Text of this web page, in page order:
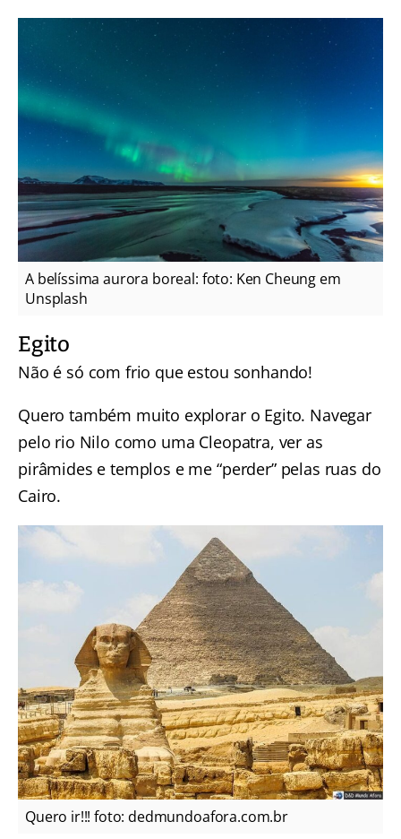
A belíssima aurora boreal: foto: Ken Cheung em
Unsplash
Egito
Não é só com frio que estou sonhando!
Quero também muito explorar o Egito. Navegar
pelo rio Nilo como uma Cleopatra, ver as
pirâmides e templos e me “perder” pelas ruas do
Cairo.
Quero ir!!! foto: dedmundoafora.com.br